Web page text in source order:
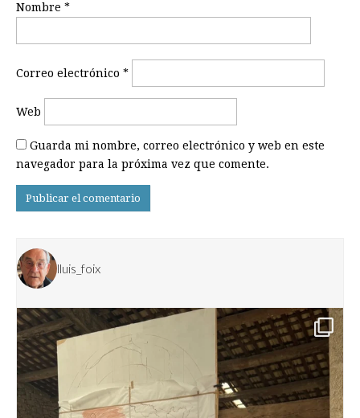
Nombre *
Correo electrónico *
Web
Guarda mi nombre, correo electrónico y web en este
navegador para la próxima vez que comente.
lluis_foix